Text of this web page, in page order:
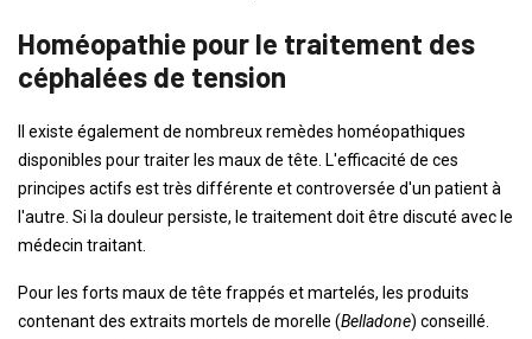
Homéopathie pour le traitement des
céphalées de tension
Il existe également de nombreux remèdes homéopathiques
disponibles pour traiter les maux de tête. L'efficacité de ces
principes actifs est très différente et controversée d'un patient à
l'autre. Si la douleur persiste, le traitement doit être discuté avec le
médecin traitant.
Pour les forts maux de tête frappés et martelés, les produits
contenant des extraits mortels de morelle (Belladone) conseillé.